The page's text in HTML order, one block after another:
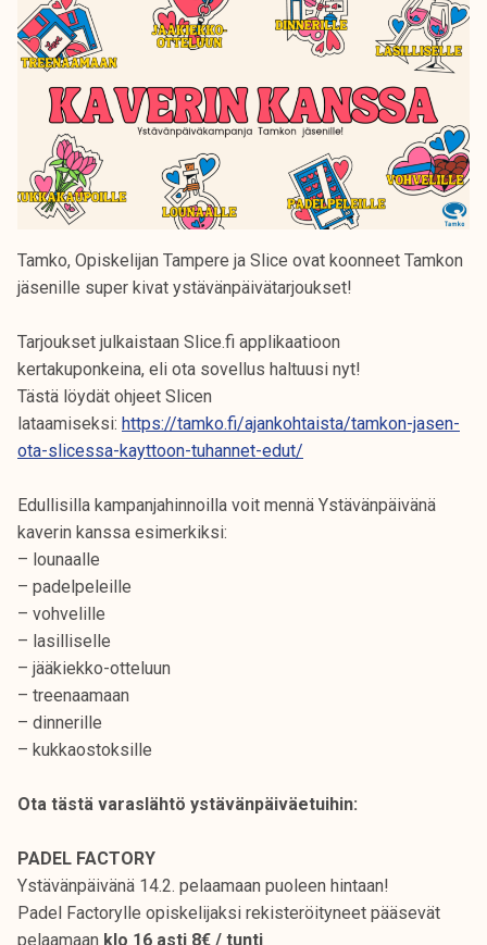
Tamko, Opiskelijan Tampere ja Slice ovat koonneet Tamkon
jäsenille super kivat ystävänpäivätarjoukset!
Tarjoukset julkaistaan Slice.fi applikaatioon
kertakuponkeina, eli ota sovellus haltuusi nyt!
Tästä löydät ohjeet Slicen
lataamiseksi: https://tamko.fi/ajankohtaista/tamkon-jasen-
ota-slicessa-kayttoon-tuhannet-edut/
Edullisilla kampanjahinnoilla voit mennä Ystävänpäivänä
kaverin kanssa esimerkiksi:
– lounaalle
– padelpeleille
– vohvelille
– lasilliselle
– jääkiekko-otteluun
– treenaamaan
– dinnerille
– kukkaostoksille
Ota tästä varaslähtö ystävänpäiväetuihin:
PADEL FACTORY
Ystävänpäivänä 14.2. pelaamaan puoleen hintaan!
Padel Factorylle opiskelijaksi rekisteröityneet pääsevät
pelaamaan klo 16 asti 8€ / tunti